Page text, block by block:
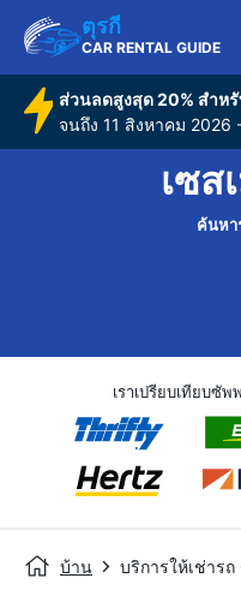
ตุรกี
CAR RENTAL GUIDE
ส่วนลดสูงสุด 20% สำห
จนถึง 11 สิงหาคม
เซส
ค้นหา
เราเปรียบเทียบซั
บ้าน บริการให้เช่ารถ